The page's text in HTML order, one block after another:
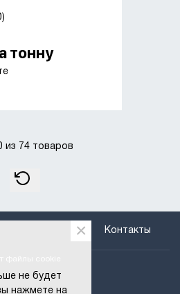
тонну
из 74 товаров
Контакты
не будет
нажмете на
×